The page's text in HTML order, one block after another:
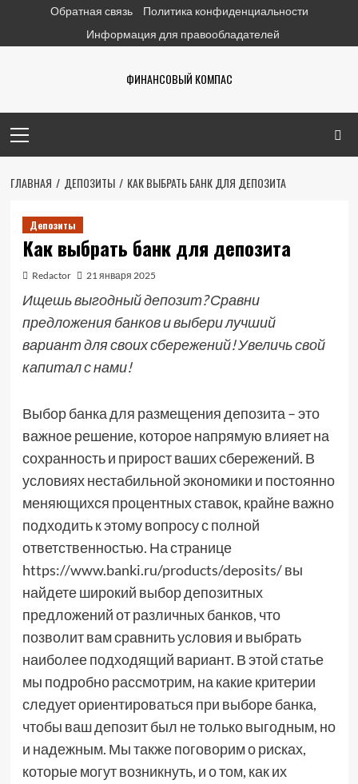
содержимому
Обратная связь
Политика конфиденциальности
Информация для правообладателей
ФИНАНСОВЫЙ КОМПАС
меню
ГЛАВНАЯ ДЕПОЗИТЫ КАК ВЫБРАТЬ БАНК ДЛЯ ДЕПОЗИТА
Депозиты
Как выбрать банк для депозита
Redactor 21 января 2025
Ищешь выгодный депозит? Сравни
предложения банков и выбери лучший
вариант для своих сбережений! Увеличь свой
капитал с нами!
Выбор банка для размещения депозита – это
важное решение, которое напрямую влияет на
сохранность и прирост ваших сбережений. В
условиях нестабильной экономики и постоянно
меняющихся процентных ставок, крайне важно
подходить к этому вопросу с полной
ответственностью. На странице
https://www.banki.ru/products/deposits/ вы
найдете широкий выбор депозитных
предложений от различных банков, что
позволит вам сравнить условия и выбрать
наиболее подходящий вариант. В этой статье
мы подробно рассмотрим, на какие критерии
следует ориентироваться при выборе банка,
чтобы ваш депозит был не только выгодным, но
и надежным. Мы также поговорим о рисках,
которые могут возникнуть, и о том, как их